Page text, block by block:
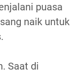
puasa
naik untuk
Saat di